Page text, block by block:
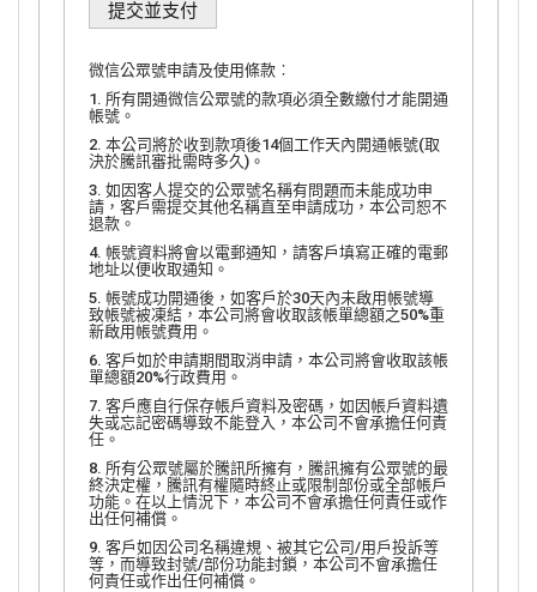
微信公眾號申請及使用條款︰
1. 所有開通微信公眾號的款項必須全數繳付才能開通
帳號。
2. 本公司將於收到款項後14個工作天內開通帳號(取
決於騰訊審批需時多久)。
3. 如因客人提交的公眾號名稱有問題而未能成功申
請，客戶需提交其他名稱直至申請成功，本公司恕不
退款。
4. 帳號資料將會以電郵通知，請客戶填寫正確的電郵
地址以便收取通知。
5. 帳號成功開通後，如客戶於30天內未啟用帳號導
致帳號被凍結，本公司將會收取該帳單總額之50%重
新啟用帳號費用。
6. 客戶如於申請期間取消申請，本公司將會收取該帳
單總額20%行政費用。
7. 客戶應自行保存帳戶資料及密碼，如因帳戶資料遺
失或忘記密碼導致不能登入，本公司不會承擔任何責
任。
8. 所有公眾號屬於騰訊所擁有，騰訊擁有公眾號的最
終決定權，騰訊有權隨時終止或限制部份或全部帳戶
功能。在以上情況下，本公司不會承擔任何責任或作
出任何補償。
9. 客戶如因公司名稱違規、被其它公司/用戶投訴等
等，而導致封號/部份功能封鎖，本公司不會承擔任
何責任或作出任何補償。